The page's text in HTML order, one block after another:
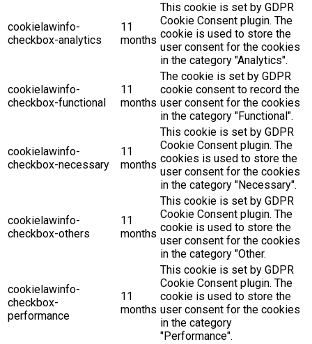
cookielawinfo-
checkbox-analytics
11
months
This cookie is set by GDPR
Cookie Consent plugin. The
cookie is used to store the
user consent for the cookies
in the category "Analytics".
cookielawinfo-
checkbox-functional
11
months
The cookie is set by GDPR
cookie consent to record the
user consent for the cookies
in the category "Functional".
cookielawinfo-
checkbox-necessary
11
months
This cookie is set by GDPR
Cookie Consent plugin. The
cookies is used to store the
user consent for the cookies
in the category "Necessary".
cookielawinfo-
checkbox-others
11
months
This cookie is set by GDPR
Cookie Consent plugin. The
cookie is used to store the
user consent for the cookies
in the category "Other.
cookielawinfo-
checkbox-
performance
11
months
This cookie is set by GDPR
Cookie Consent plugin. The
cookie is used to store the
user consent for the cookies
in the category
"Performance".